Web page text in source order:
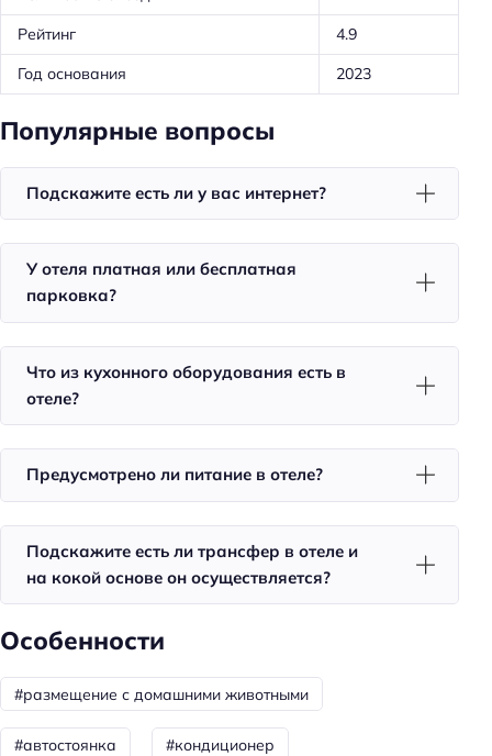
Трансфер: платный
Удобства в номерах
Кухня/кухонный уголок в номере
Чай/кофе в номерах
Тапочки
Халат
Холодильник
Фен
Уборка
Санузел в номере
Красота и здоровье
Купальня
Душ
Сауна
Спорт и развлечения
Рейтинг
4.9
Год основания
2023
Популярные вопросы
Подскажите есть ли у вас интернет?
У отеля платная или бесплатная
парковка?
Что из кухонного оборудования есть в
отеле?
Предусмотрено ли питание в отеле?
Подскажите есть ли трансфер в отеле и
на кокой основе он осуществляется?
Особенности
#размещение с домашними животными
#автостоянка #кондиционер